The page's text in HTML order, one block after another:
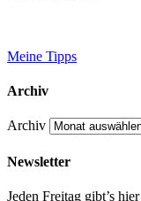
Meine Tipps
Archiv
Archiv
Newsletter
Jeden Freitag gibt’s